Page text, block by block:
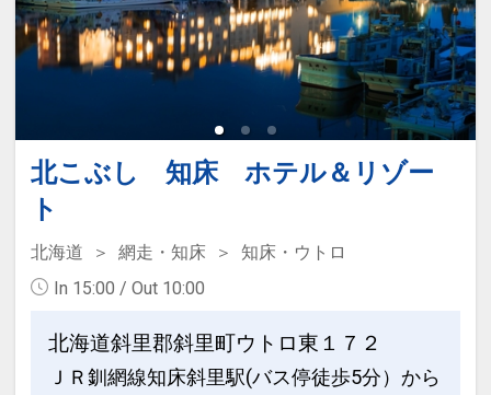
※2026年4月1日宿泊より北海道宿泊税
のお支払いが別途必要です。（宿泊料
金：～2万円未満100円・2万～5万円未
満200円・5万円～500円）
※2025年7月1日以降ご宿泊より入湯税
大人300円別途頂きます。
※この商品は、個人利用のお客様を対象
様・ランドオペレーター様等、再販・転
売を目的としたご予約はお受けできませ
万が一、発覚した場合、そのご予約を無
効とさせて頂きます。
また、小さなお子様用グッズをご用意し
ております。
補助便座、ベッドガード、オムツ専用ゴ
ミ箱、お子様用DVD、ベビーソープ、お
子様用浴衣など（数に限りがございま
す）
設定期間：2026年4月1日～2027年3月
31日
17391417
北こぶし 知床 ホテル＆リゾー
ト
北海道 網走・知床
知床・ウトロ
In 15:00 / Out 10:00
北海道斜里郡斜里町ウトロ東１７２
ＪＲ釧網線知床斜里駅(バス停徒歩5分）から